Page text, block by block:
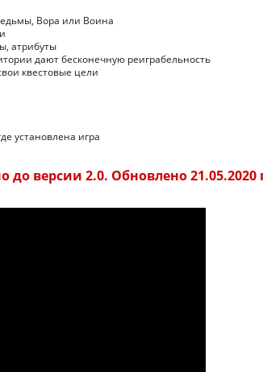
Вора или Воина
атрибуты
дают бесконечную реиграбельность
квестовые цели
установлена игра
до версии 2.0. Обновлено 21.05.2020